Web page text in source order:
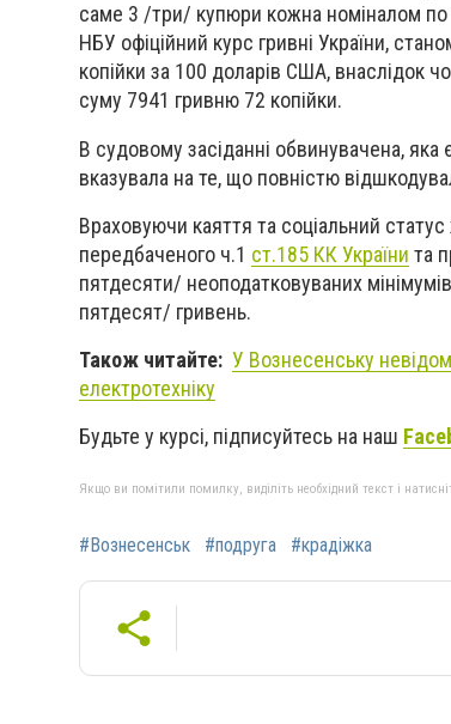
саме 3 /три/ купюри кожна номіналом
НБУ офіційний курс гривні України,
копійки за 100 доларів США, внаслідок
суму 7941 гривню 72 копійки.
В судовому засіданні обвинувачена,
вказувала на те, що повністю
Враховуючи каяття та соціальний
передбаченого ч.1 ст.185 КК України та
пятдесяти/ неоподатковуваних
пятдесят/ гривень.
Також читайте: У Вознесенську
електротехніку
Будьте у курсі, підписуйтесь на наш
Якщо ви помітили помилку, виділіть необхідний текст і
#Вознесенськ #подруга #крадіжка